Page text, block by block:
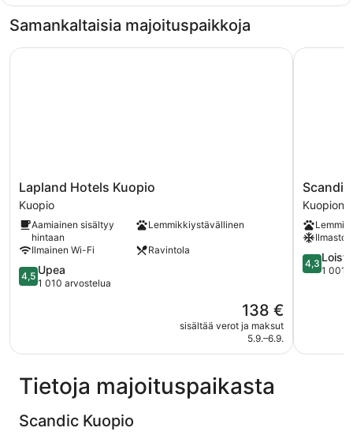
Samankaltaisia majoituspaikkoja
Lapland
Hotels
Kuopio
Kuopio
Lapland Hotels Kuopio
Kuopio
Aamiainen sisältyy
hintaan
Lemmikkiystävällinen
Ilmainen Wi-Fi Ravintola
4.5
kautta
4,5 Upea
1 010 arvostelua
Hinta
on
138 €
138 €
sisältää verot ja maksut
5.9.–6.9.
Lapland Hotels Kuopio
Scandic
Atlas
Kuopion
keskusta
Kuopion
4.3
kautta
4,3
1 001
Scandic
Tietoja majoituspaikasta
Scandic Kuopio